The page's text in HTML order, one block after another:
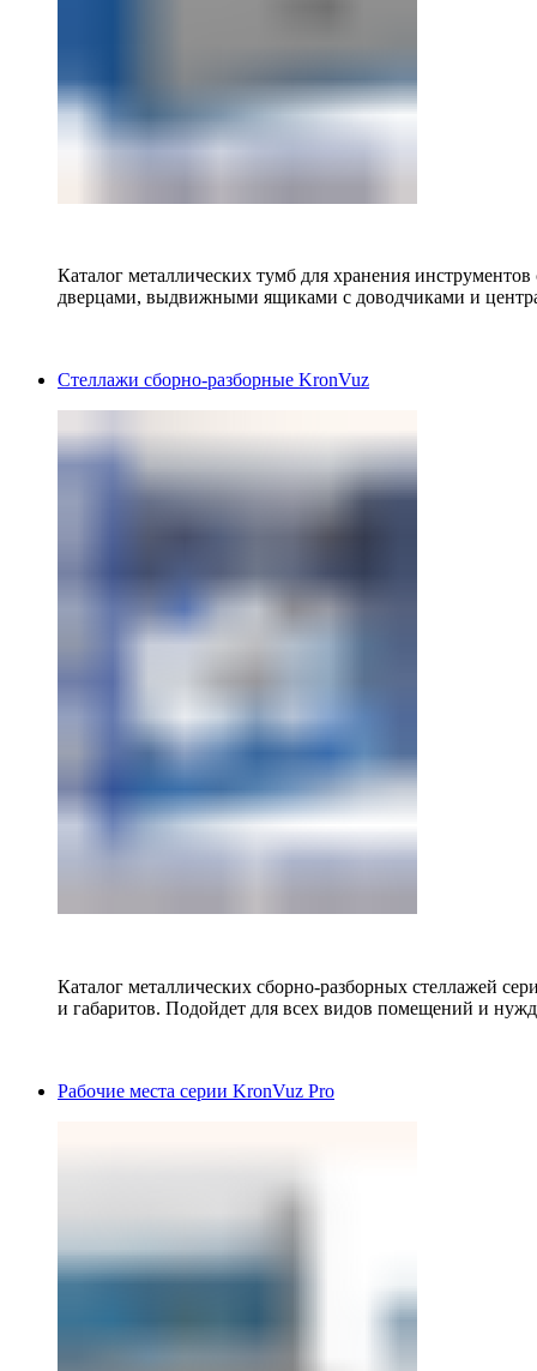
Каталог металлических тумб для хранения
дверцами, выдвижными ящиками с доводчиками и
Стеллажи сборно-разборные KronVuz
Каталог металлических сборно-разборных стеллажей
и габаритов. Подойдет для всех видов помещений и
Рабочие места серии KronVuz Pro